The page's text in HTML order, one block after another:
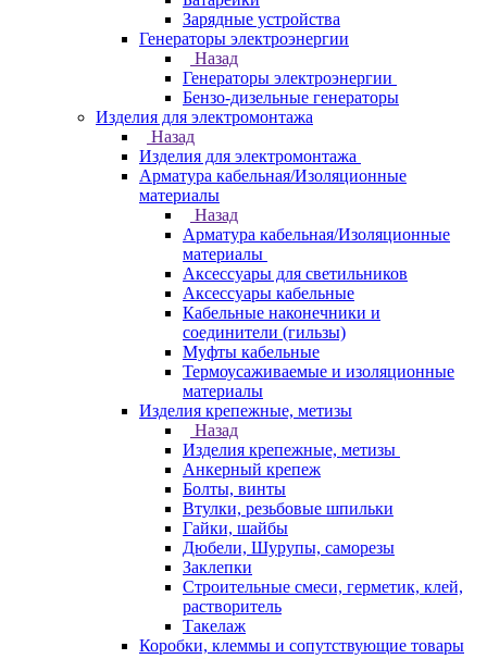
Зарядные устройства
Генераторы электроэнергии
Назад
Генераторы электроэнергии
Бензо-дизельные генераторы
Изделия для электромонтажа
Назад
Изделия для электромонтажа
Арматура кабельная/Изоляционные
материалы
Назад
Арматура кабельная/Изоляционные
материалы
Аксессуары для светильников
Аксессуары кабельные
Кабельные наконечники и
соединители (гильзы)
Муфты кабельные
Термоусаживаемые и изоляционные
материалы
Изделия крепежные, метизы
Назад
Изделия крепежные, метизы
Анкерный крепеж
Болты, винты
Втулки, резьбовые шпильки
Гайки, шайбы
Дюбели, Шурупы, саморезы
Заклепки
Строительные смеси, герметик, клей,
растворитель
Такелаж
Коробки, клеммы и сопутствующие товары